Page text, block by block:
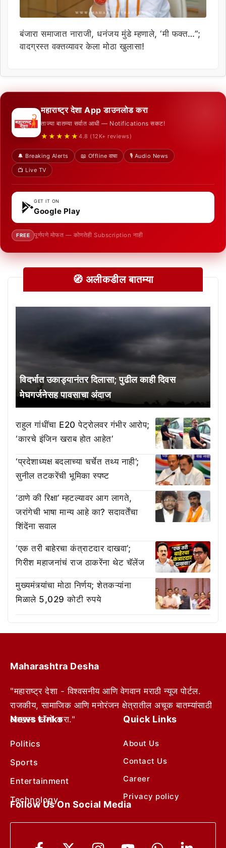
बंजारा समाजात नाराजी, धनंजय मुंडे म्हणाले, ‘मी फक्त…”;
वादग्रस्त वक्तव्यावर केला मोठा खुलासा!
महाराष्ट्र देशा App डाउनलोड करा
ताज्या बातम्या सर्वात आधी — Notifications सकट!
★★★★★ 4.8 (12K+ reviews)
🔔 Breaking Alerts 📖 Offline वाचा
🎙️ Audio News
📺 Live TV
GET IT ON
Google Play
FREE पूर्णपणे मोफत — कोणतेही Subscription नाही
🧭 अलीकडील बातम्या
विदर्भात उकाड्यानंतर दिलासा; पुढील काही दिवस
मेघगर्जनेसह पावसाचा अंदाज
राहुल गांधींचा E20 पेट्रोलवर गंभीर आरोप;
‘कारचे इंजिन खराब होत आहेत’
‘प्रदेशाध्यक्ष बदलाच्या चर्चेत तथ्य नाही’;
सुनील तटकरेंची भूमिका स्पष्ट
‘ठाणे की रिक्षा’ म्हटल्यावर आग लागते,
जरांगेची भाषा मान्य आहे का? सदावर्तेंचा
शिंदेंना सवाल
‘एक तरी बाहेरचा कंत्राटदार दाखवा’;
गिरीश महाजनांचं राज ठाकरेंना थेट चॅलेंज
मुख्यमंत्र्यांचा मोठा निर्णय; शेतकऱ्यांना
मिळाले 5,029 कोटी रुपये
Maharashtra Desha
"महाराष्ट्र देशा - विश्वसनीय आणि वेगवान मराठी न्यूज पोर्टल.
राजकीय, सामाजिक आणि मनोरंजन क्षेत्रातील अचूक बातम्यांसाठी
आम्हाला फॉलो करा."
News Links
Politics
Sports
Entertainment
Technology
Quick Links
About Us
Contact Us
Career
Privacy policy
Follow Us On Social Media